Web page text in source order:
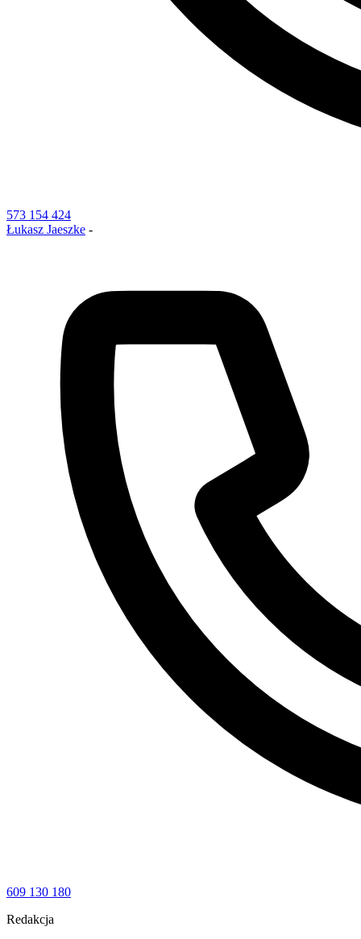
573 154 424
Łukasz Jaeszke -
609 130 180
Redakcja